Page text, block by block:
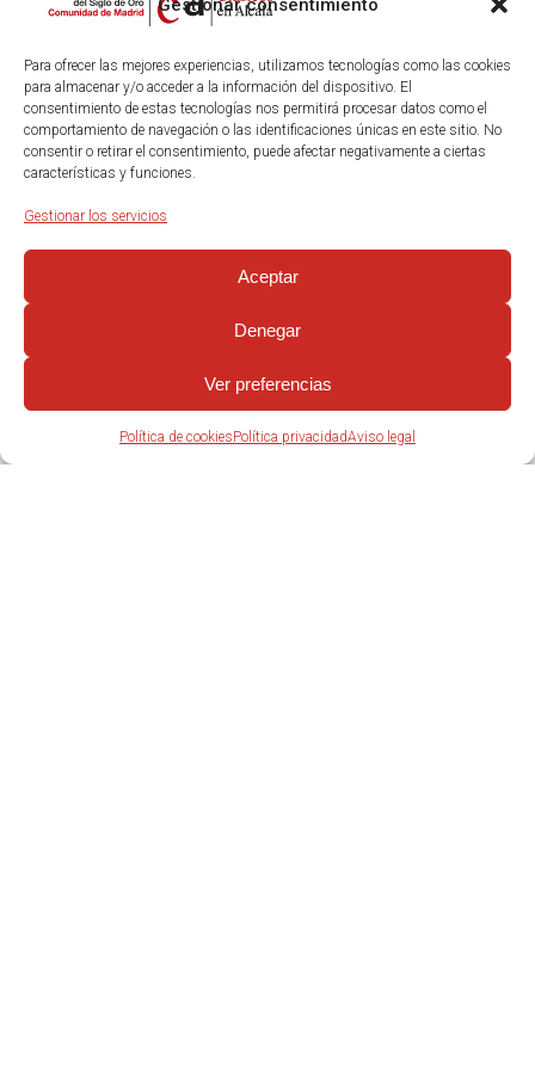
Gestionar consentimiento
Para ofrecer las mejores experiencias, utilizamos tecnologías como las cookies
para almacenar y/o acceder a la información del dispositivo. El
consentimiento de estas tecnologías nos permitirá procesar datos como el
comportamiento de navegación o las identificaciones únicas en este sitio. No
consentir o retirar el consentimiento, puede afectar negativamente a ciertas
características y funciones.
Gestionar los servicios
Aceptar
Denegar
Ver preferencias
Política de cookiesPolítica privacidadAviso legal